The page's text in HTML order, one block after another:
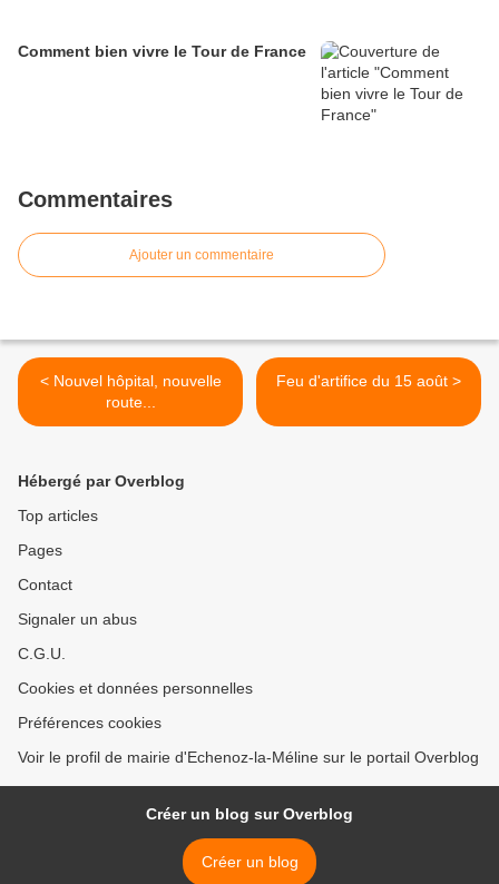
Comment bien vivre le Tour de France
Commentaires
Ajouter un commentaire
< Nouvel hôpital, nouvelle
route...
Feu d'artifice du 15 août >
Hébergé par Overblog
Top articles
Pages
Contact
Signaler un abus
C.G.U.
Cookies et données personnelles
Préférences cookies
Voir le profil de mairie d'Echenoz-la-Méline sur le portail Overblog
Créer un blog sur Overblog
Créer un blog